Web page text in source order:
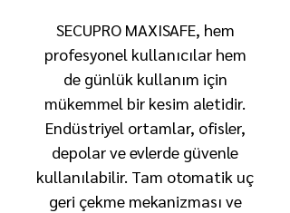
SECUPRO MAXISAFE, hem
profesyonel kullanıcılar hem
de günlük kullanım için
mükemmel bir kesim aletidir.
Endüstriyel ortamlar, ofisler,
depolar ve evlerde güvenle
kullanılabilir. Tam otomatik uç
geri çekme mekanizması ve